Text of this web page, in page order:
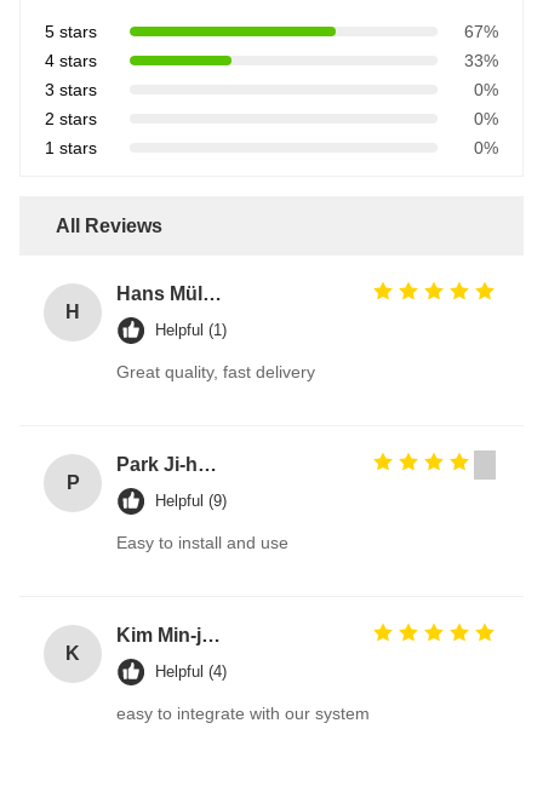
5 stars
67%
4 stars
33%
3 stars
0%
2 stars
0%
1 stars
0%
All Reviews
H
Hans Müller
Helpful (1)
Great quality, fast delivery
P
Park Ji-hoon
Helpful (9)
Easy to install and use
K
Kim Min-jun
Helpful (4)
easy to integrate with our system